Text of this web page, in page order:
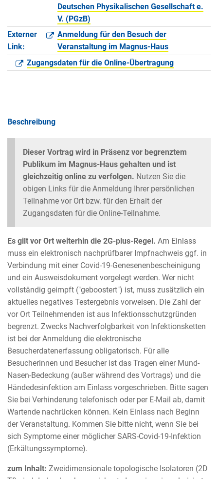
Deutschen Physikalischen Gesellschaft e.
V. (PGzB)
Externer
Link:
Anmeldung für den Besuch der
Veranstaltung im Magnus-Haus
Zugangsdaten für die Online-Übertragung
Beschreibung
Dieser Vortrag wird in Präsenz vor begrenztem
Publikum im Magnus-Haus gehalten und ist
gleichzeitig online zu verfolgen. Nutzen Sie die
obigen Links für die Anmeldung Ihrer persönlichen
Teilnahme vor Ort bzw. für den Erhalt der
Zugangsdaten für die Online-Teilnahme.
Es gilt vor Ort weiterhin die 2G-plus-Regel. Am Einlass
muss ein elektronisch nachprüfbarer Impfnachweis ggf. in
Verbindung mit einer Covid-19-Genesenenbescheinigung
und ein Ausweisdokument vorgelegt werden. Wer nicht
vollständig geimpft ("geboostert") ist, muss zusätzlich ein
aktuelles negatives Testergebnis vorweisen. Die Zahl der
vor Ort Teilnehmenden ist aus Infektionsschutzgründen
begrenzt. Zwecks Nachverfolgbarkeit von Infektionsketten
ist bei der Anmeldung die elektronische
Besucherdatenerfassung obligatorisch. Für alle
Besucherinnen und Besucher ist das Tragen einer Mund-
Nasen-Bedeckung (außer während des Vortrags) und die
Händedesinfektion am Einlass vorgeschrieben. Bitte sagen
Sie bei Verhinderung telefonisch oder per E-Mail ab, damit
Wartende nachrücken können. Kein Einlass nach Beginn
der Veranstaltung. Kommen Sie bitte nicht, wenn Sie bei
sich Symptome einer möglicher SARS-Covid-19-Infektion
(Erkältungssymptome).
zum Inhalt: Zweidimensionale topologische Isolatoren (2D